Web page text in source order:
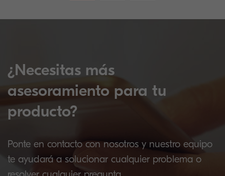
¿Necesitas más
asesoramiento para tu
producto?
Ponte en contacto con nosotros y nuestro equipo
te ayudará a solucionar cualquier problema o